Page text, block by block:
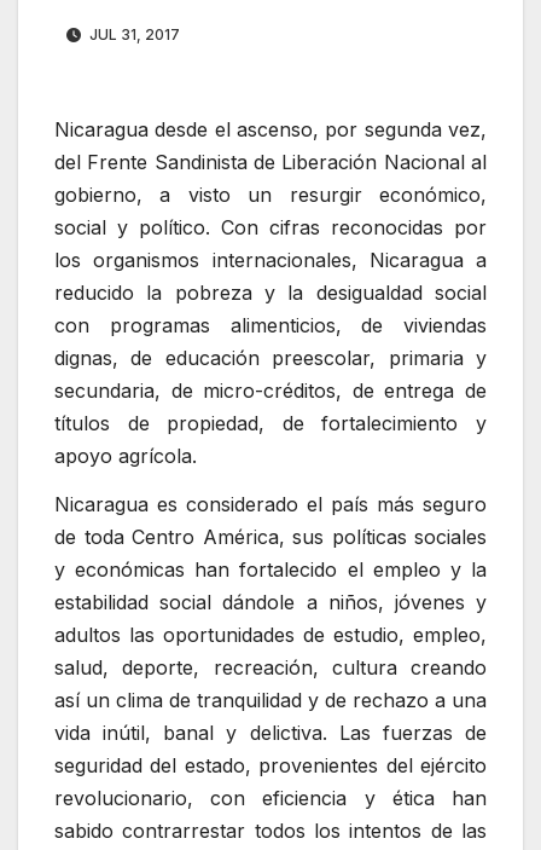
JUL 31, 2017
Nicaragua desde el ascenso, por segunda vez,
del Frente Sandinista de Liberación Nacional al
gobierno, a visto un resurgir económico,
social y político. Con cifras reconocidas por
los organismos internacionales, Nicaragua a
reducido la pobreza y la desigualdad social
con programas alimenticios, de viviendas
dignas, de educación preescolar, primaria y
secundaria, de micro-créditos, de entrega de
títulos de propiedad, de fortalecimiento y
apoyo agrícola.
Nicaragua es considerado el país más seguro
de toda Centro América, sus políticas sociales
y económicas han fortalecido el empleo y la
estabilidad social dándole a niños, jóvenes y
adultos las oportunidades de estudio, empleo,
salud, deporte, recreación, cultura creando
así un clima de tranquilidad y de rechazo a una
vida inútil, banal y delictiva. Las fuerzas de
seguridad del estado, provenientes del ejército
revolucionario, con eficiencia y ética han
sabido contrarrestar todos los intentos de las